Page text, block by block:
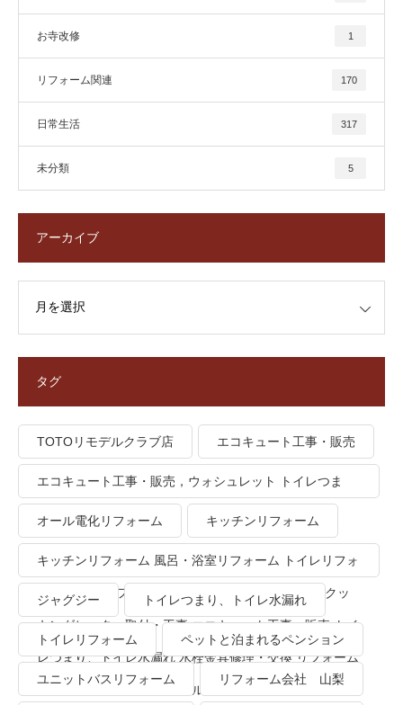
お寺改修 1
リフォーム関連 170
日常生活 317
未分類 5
アーカイブ
タグ
TOTOリモデルクラブ店 エコキュート工事・販売
エコキュート工事・販売，ウォシュレット トイレつま
り、トイレ水漏れ
オール電化リフォーム キッチンリフォーム
キッチンリフォーム 風呂・浴室リフォーム トイレリフォ
ーム 洗面所リフォーム オール電化リフォーム ＩＨクッ
キングヒーター取付・工事 エコキュート工事・販売 トイ
レつまり、トイレ水漏れ 水栓金具修理・交換 リフォーム
業者・会社 ＴＯＴＯリモデルクラブ
ジャグジー トイレつまり、トイレ水漏れ
トイレリフォーム ペットと泊まれるペンション
ユニットバスリフォーム リフォーム会社 山梨